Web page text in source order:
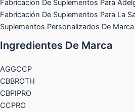
Fabricación De Suplementos Para
Fabricación De Suplementos Para La
Suplementos Personalizados De
Ingredientes De Marca
AGGCCP
CBBROTH
CBPIPRO
CCPRO